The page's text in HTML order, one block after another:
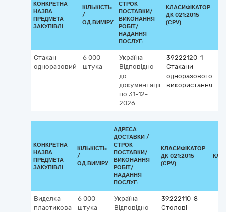
КОНКРЕТНА
НАЗВА
ПРЕДМЕТА
ЗАКУПІВЛІ
КІЛЬКІСТЬ
/
ОД.ВИМІРУ
СТРОК
ПОСТАВКИ/
ВИКОНАННЯ
РОБІТ/
НАДАННЯ
ПОСЛУГ:
КЛАСИФІКАТОР
ДК 021:2015
(CPV)
Стакан
одноразовий
6 000
штука
Україна
Відповідно
до
документації
по 31-12-
2026
39222120-1
Стакани
одноразового
використання
КОНКРЕТНА
НАЗВА
ПРЕДМЕТА
ЗАКУПІВЛІ
КІЛЬКІСТЬ
/
ОД.ВИМІРУ
АДРЕСА
ДОСТАВКИ /
СТРОК
ПОСТАВКИ/
ВИКОНАННЯ
РОБІТ/
НАДАННЯ
ПОСЛУГ:
КЛАСИФІКАТОР
ДК 021:2015
(CPV)
Виделка
пластикова
6 000
штука
Україна
Відповідно
39222110-8
Столові